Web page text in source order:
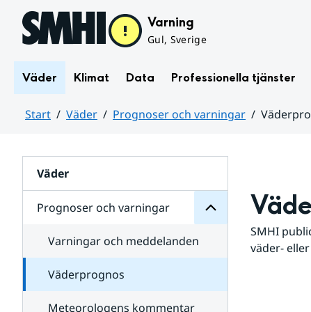
Hoppa till sidans innehåll Varning
Gul, Sverige
Väder Klimat Data Professionella tjänster
Start Väder Prognoser och varningar
Väder
Prognoser och varningar
för
varningar
Varningar och meddelanden
Väderprognos
Meteorologens kommentar
SMHI
väder-